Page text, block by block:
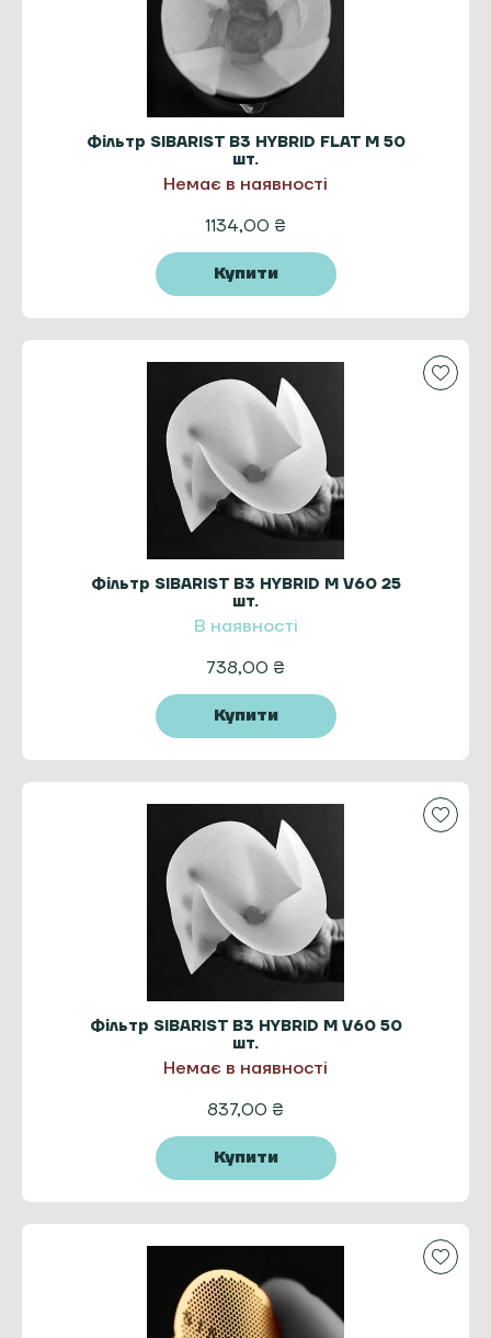
Фільтр SIBARIST B3 HYBRID FLAT M 50
шт.
Немає в наявності
1134,00 ₴
Купити
Фільтр SIBARIST B3 HYBRID M V60 25
шт.
В наявності
738,00 ₴
Купити
Фільтр SIBARIST B3 HYBRID M V60 50
шт.
Немає в наявності
837,00 ₴
Купити